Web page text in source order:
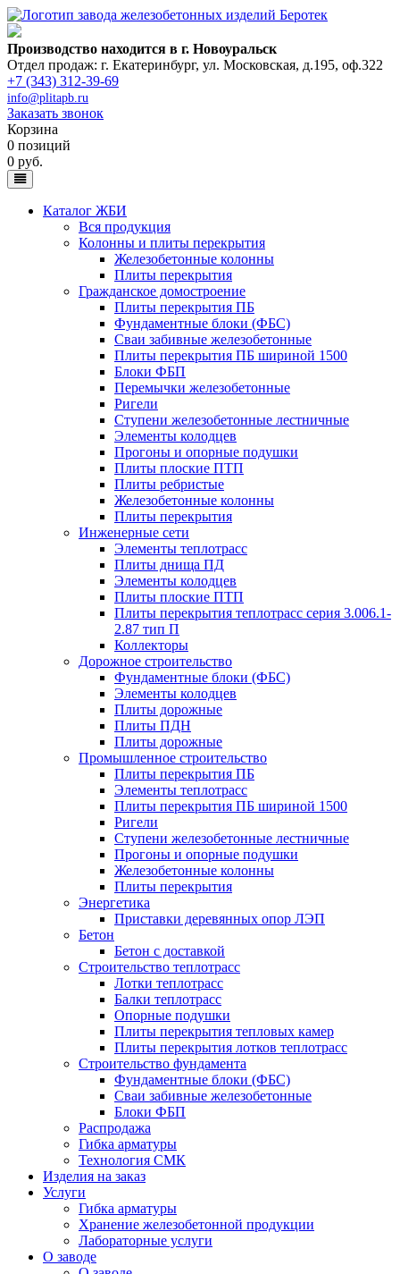
Производство находится в г. Новоуральск
Отдел продаж: г. Екатеринбург, ул. Московская, д.195, оф.322
+7 (343) 312-39-69
info@plitapb.ru
Заказать звонок
Корзина
0 позиций
0 руб.
Каталог ЖБИ
Вся продукция
Колонны и плиты перекрытия
Железобетонные колонны
Плиты перекрытия
Гражданское домостроение
Плиты перекрытия ПБ
Фундаментные блоки (ФБС)
Сваи забивные железобетонные
Плиты перекрытия ПБ шириной 1500
Блоки ФБП
Перемычки железобетонные
Ригели
Ступени железобетонные лестничные
Элементы колодцев
Прогоны и опорные подушки
Плиты плоские ПТП
Плиты ребристые
Железобетонные колонны
Плиты перекрытия
Инженерные сети
Элементы теплотрасс
Плиты днища ПД
Элементы колодцев
Плиты плоские ПТП
Плиты перекрытия теплотрасс серия 3.006.1-
2.87 тип П
Коллекторы
Дорожное строительство
Фундаментные блоки (ФБС)
Элементы колодцев
Плиты дорожные
Плиты ПДН
Плиты дорожные
Промышленное строительство
Плиты перекрытия ПБ
Элементы теплотрасс
Плиты перекрытия ПБ шириной 1500
Ригели
Ступени железобетонные лестничные
Прогоны и опорные подушки
Железобетонные колонны
Плиты перекрытия
Энергетика
Приставки деревянных опор ЛЭП
Бетон
Бетон с доставкой
Строительство теплотрасс
Лотки теплотрасс
Балки теплотрасс
Опорные подушки
Плиты перекрытия тепловых камер
Плиты перекрытия лотков теплотрасс
Строительство фундамента
Фундаментные блоки (ФБС)
Сваи забивные железобетонные
Блоки ФБП
Распродажа
Гибка арматуры
Технология СМК
Изделия на заказ
Услуги
Гибка арматуры
Хранение железобетонной продукции
Лабораторные услуги
О заводе